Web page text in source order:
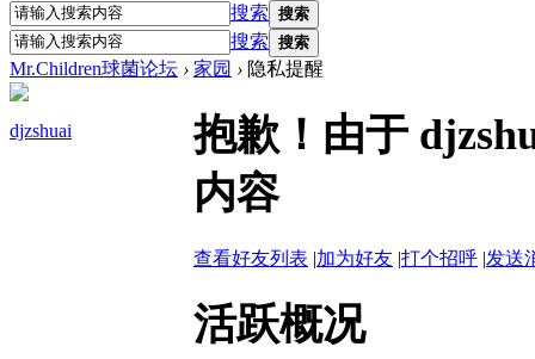
搜索 搜索
搜索 搜索
Mr.Children球菌论坛 › 家园 › 隐私提醒
djzshuai
抱歉！由于
内容
查看好友列表 |加为好友 |打个招呼 |发送
活跃概况